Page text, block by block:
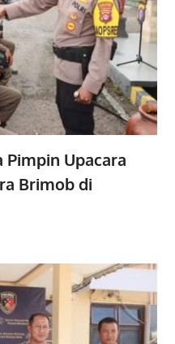
Pimpin Upacara
Brimob di